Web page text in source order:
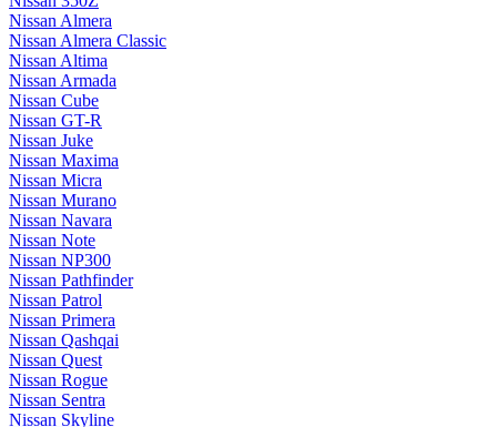
Nissan Almera
Nissan Almera Classic
Nissan Altima
Nissan Armada
Nissan Cube
Nissan GT-R
Nissan Juke
Nissan Maxima
Nissan Micra
Nissan Murano
Nissan Navara
Nissan Note
Nissan NP300
Nissan Pathfinder
Nissan Patrol
Nissan Primera
Nissan Qashqai
Nissan Quest
Nissan Rogue
Nissan Sentra
Nissan Skyline